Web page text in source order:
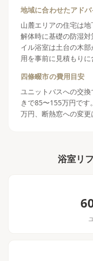
地域に合わせたアドバ
山麓エリアの住宅は
解体時に基礎の防湿
イル浴室は土台の木
用を事前に見積もりに
四條畷市の費用目安
ユニットバスへの交
きで85〜155万円で
万円、断熱窓への変更
浴室リ